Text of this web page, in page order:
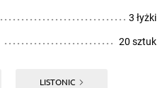
3 łyżki
20 sztuk
LISTONIC